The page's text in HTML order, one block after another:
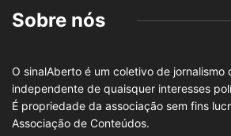
Sobre nós
O sinalAberto é um coletivo de jornalismo
independente de quaisquer interesses
É propriedade da associação sem fins
Associação de Conteúdos.